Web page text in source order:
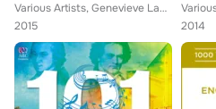
Various Artists, Genevieve Lacey, Singers of St Laurence, Leslie Howard, Orchestra of the Antipodes, Australian Brandenburg Orch...
2015
2014